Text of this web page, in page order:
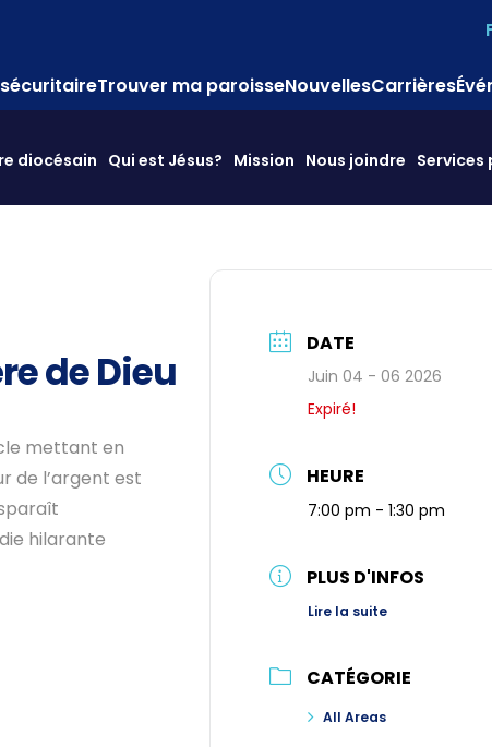
Trouver ma paroisseNouvellesCarrières
diocésain Qui est Jésus? Mission Nous joindre
de Dieu
mettant en
de l’argent est
hilarante
DATE
Juin 04 - 06 2026
Expiré!
HEURE
7:00 pm - 1:30 pm
PLUS D'INFOS
Lire la suite
CATÉGORIE
All Areas